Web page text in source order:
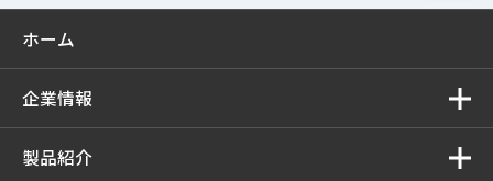
ホーム
企業情報
製品紹介